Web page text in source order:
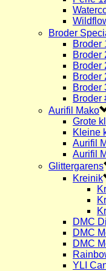
Broder
Broder
Broder
Broder
Broder
Broder
Broder
Aurifil Mako
Grote
Kleine
Aurifil
Aurifil
Glittergarens
Kreinik
DMC
DMC
DMC
YLI